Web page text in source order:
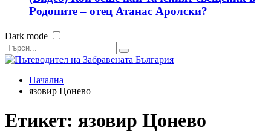
Родопите – отец Атанас Аролски?
Dark mode
Начална
язовир Цонево
Етикет: язовир Цонево